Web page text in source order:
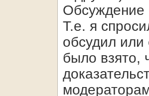
Обсуждение
Т.е. я
обсудил
было взято,